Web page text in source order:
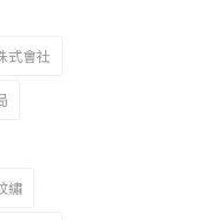
式會社
繡